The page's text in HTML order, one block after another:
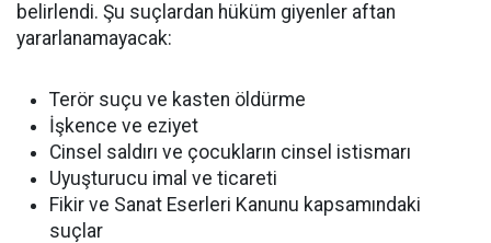
belirlendi. Şu suçlardan hüküm giyenler aftan
yararlanamayacak:
Terör suçu ve kasten öldürme
İşkence ve eziyet
Cinsel saldırı ve çocukların cinsel istismarı
Uyuşturucu imal ve ticareti
Fikir ve Sanat Eserleri Kanunu kapsamındaki
suçlar